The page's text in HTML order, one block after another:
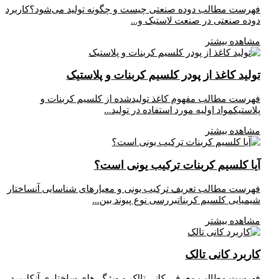
فهرست مطالب دوده صنعتی چیست و چگونه تولید می‌شود؟کاربرد
دوده صنعتی در صنعت لاستیک و...
مشاهده بیشتر
تولید کاغذ از پودر کلسیم کربنات و پلاستیک
فهرست مطالب مفهوم کاغذ تولیدشده از کلسیم کربنات و
پلاستیکمواد اولیه مورد استفاده در تولید...
مشاهده بیشتر
آیا کلسیم کربنات ترکیب یونی است؟
فهرست مطالب تعریف ترکیب یونی و معیارهای شناسایی آنساختار
شیمیایی کلسیم کربناتبررسی نوع پیوند بین...
مشاهده بیشتر
کاربرد کانی تالک